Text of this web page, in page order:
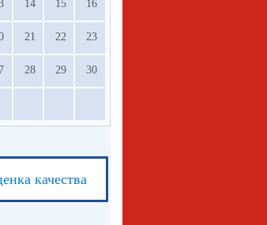
14 15 16
21 22 23
28 29 30
качества